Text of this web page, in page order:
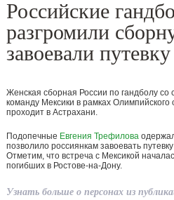
Российские
разгромили
завоевали
Женская сборная России по гандболу
команду Мексики в рамках Олимпийского
проходит в Астрахани.
Подопечные Евгения Трефилова
позволило россиянкам завоевать
Отметим, что встреча с Мексикой
погибших в Ростове-на-Дону.
Узнать больше о персонах из
Евгений